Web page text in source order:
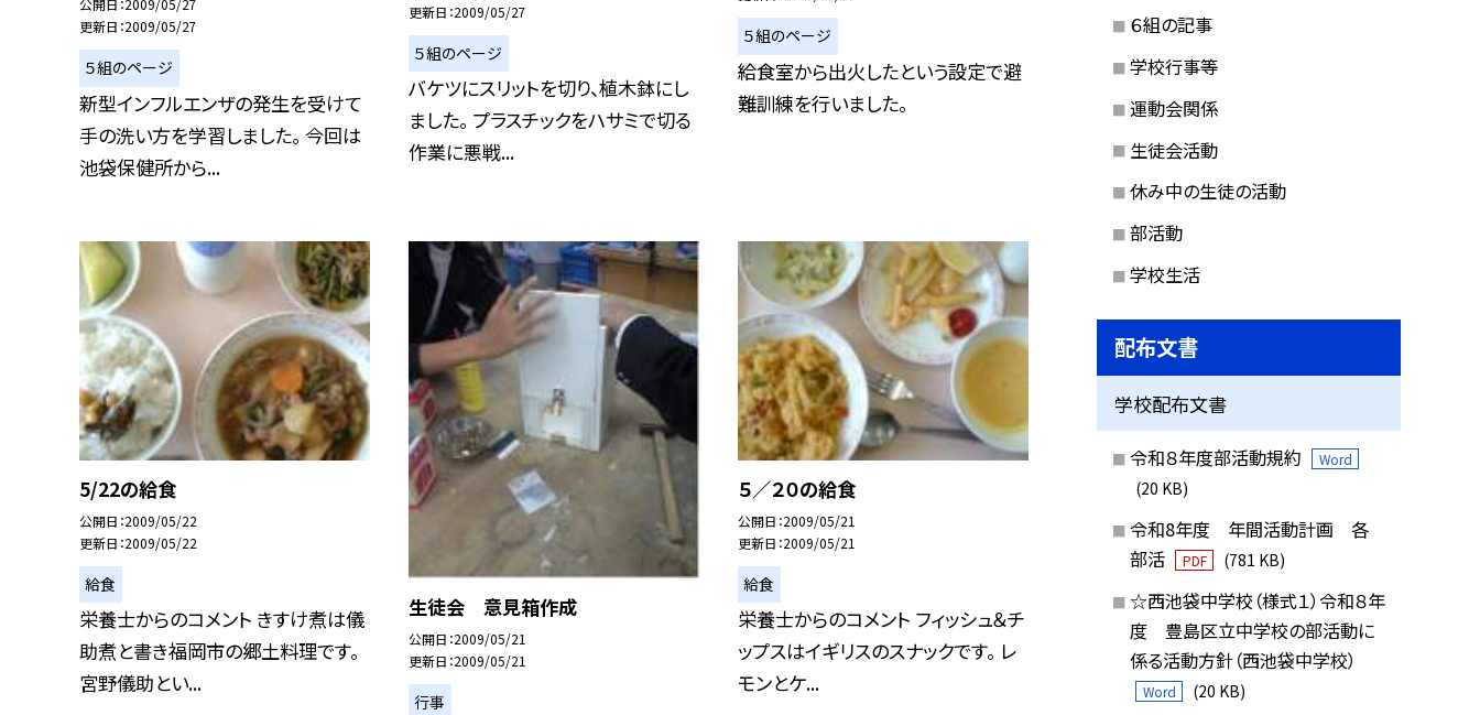
公開日 2009/05/27
更新日 2009/05/27
５組のページ
新型インフルエンザの発生を受けて
手の洗い方を学習しました。 今回は
池袋保健所から...
更新日 2009/05/27
５組のページ
バケツにスリットを切り、植木鉢にし
ました。 プラスチックをハサミで切る
作業に悪戦...
５組のページ
給食室から出火したという設定で避
難訓練を行いました。
5/22の給食
公開日 2009/05/22
更新日 2009/05/22
給食
栄養士からのコメント きすけ煮は儀
助煮と書き福岡市の郷土料理です。
宮野儀助とい...
生徒会 意見箱作成
公開日 2009/05/21
更新日 2009/05/21
行事
５／２０の給食
公開日 2009/05/21
更新日 2009/05/21
給食
栄養士からのコメント フィッシュ＆チ
ップスはイギリスのスナックです。 レ
モンとケ...
６組の記事
学校行事等
運動会関係
生徒会活動
休み中の生徒の活動
部活動
学校生活
配布文書
学校配布文書
令和８年度部活動規約 Word
(20 KB)
令和8年度 年間活動計画 各
部活
PDF (781 KB)
☆西池袋中学校（様式１）令和８年
度 豊島区立中学校の部活動に
係る活動方針（西池袋中学校）
Word (20 KB)